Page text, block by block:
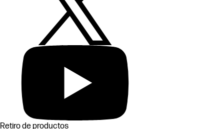
Retiro de productos